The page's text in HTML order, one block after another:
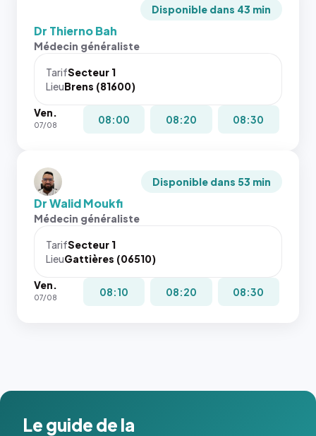
Disponible dans 43 min
Dr Thierno Bah
Médecin généraliste
TarifSecteur 1
LieuBrens (81600)
Ven.
07/08 08:00 08:20 08:30
Disponible dans 53 min
Dr Walid Moukfi
Médecin généraliste
TarifSecteur 1
LieuGattières (06510)
Ven.
07/08 08:10 08:20 08:30
Le guide de la